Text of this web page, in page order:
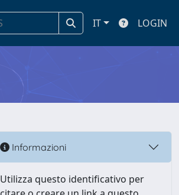
IT LOGIN
Informazioni
Utilizza questo identificativo per